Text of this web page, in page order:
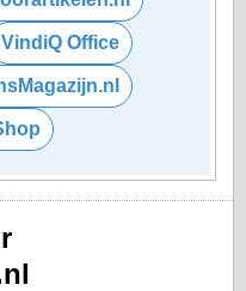
VindiQ Office